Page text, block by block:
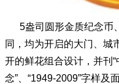
5盎司圆形金质纪念币
同，均为开启的大门、城
开的鲜花组合设计，并刊
念”、“1949-2009”字样及面